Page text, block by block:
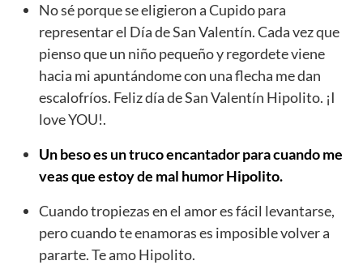
No sé porque se eligieron a Cupido para
representar el Día de San Valentín. Cada vez que
pienso que un niño pequeño y regordete viene
hacia mi apuntándome con una flecha me dan
escalofríos. Feliz día de San Valentín Hipolito. ¡I
love YOU!.
Un beso es un truco encantador para cuando me
veas que estoy de mal humor Hipolito.
Cuando tropiezas en el amor es fácil levantarse,
pero cuando te enamoras es imposible volver a
pararte. Te amo Hipolito.